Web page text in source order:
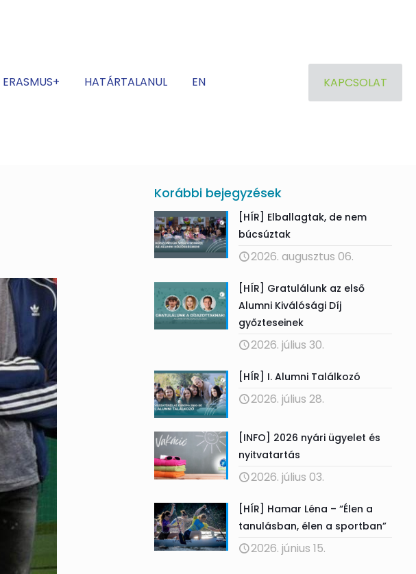
ERASMUS+ HATÁRTALANUL EN KAPCSOLAT
Korábbi bejegyzések
[HÍR] Elballagtak, de nem
búcsúztak
2026. augusztus 06.
[HÍR] Gratulálunk az első
Alumni Kiválósági Díj
győzteseinek
2026. július 30.
[HÍR] I. Alumni Találkozó
2026. július 28.
[INFO] 2026 nyári ügyelet és
nyitvatartás
2026. július 03.
[HÍR] Hamar Léna – “Élen a
tanulásban, élen a sportban”
2026. június 15.